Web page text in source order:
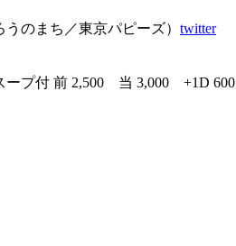
のまち／東京パピーズ） twitter
プ付 前 2,500 当 3,000 +1D 600